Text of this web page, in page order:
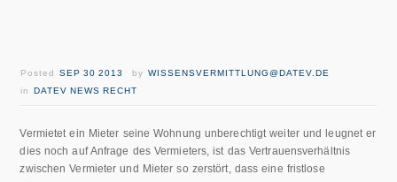
PostedSEP 30 2013 byWISSENSVERMITTLUNG@DATEV.DE
inDATEV NEWS RECHT
Vermietet ein Mieter seine Wohnung unberechtigt weiter und leugnet er
dies noch auf Anfrage des Vermieters, ist das Vertrauensverhältnis
zwischen Vermieter und Mieter so zerstört, dass eine fristlose